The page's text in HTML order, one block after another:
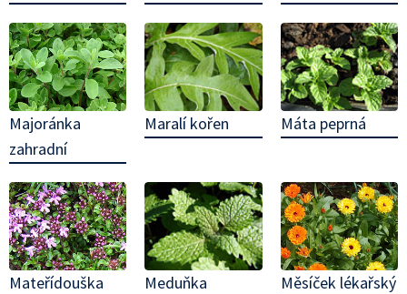
Majoránka
zahradní
Maralí kořen Máta peprná
Mateřídouška
Meduňka
Měsíček lékařský